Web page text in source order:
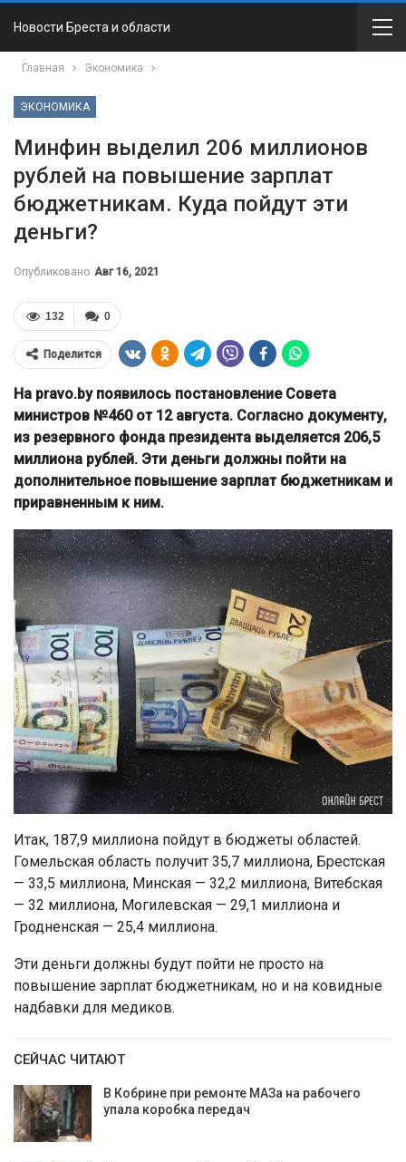
Новости Бреста и области
Главная Экономика
ЭКОНОМИКА
Минфин выделил 206 миллионов
рублей на повышение зарплат
бюджетникам. Куда пойдут эти
деньги?
Опубликовано Авг 16, 2021
0
132
Поделится
На pravo.by появилось постановление Совета
министров №460 от 12 августа. Согласно документу,
из резервного фонда президента выделяется 206,5
миллиона рублей. Эти деньги должны пойти на
дополнительное повышение зарплат бюджетникам и
приравненным к ним.
Итак, 187,9 миллиона пойдут в бюджеты областей.
Гомельская область получит 35,7 миллиона, Брестская
— 33,5 миллиона, Минская — 32,2 миллиона, Витебская
— 32 миллиона, Могилевская — 29,1 миллиона и
Гродненская — 25,4 миллиона.
Эти деньги должны будут пойти не просто на
повышение зарплат бюджетникам, но и на ковидные
надбавки для медиков.
СЕЙЧАС ЧИТАЮТ
В Кобрине при ремонте МАЗа на рабочего
упала коробка передач